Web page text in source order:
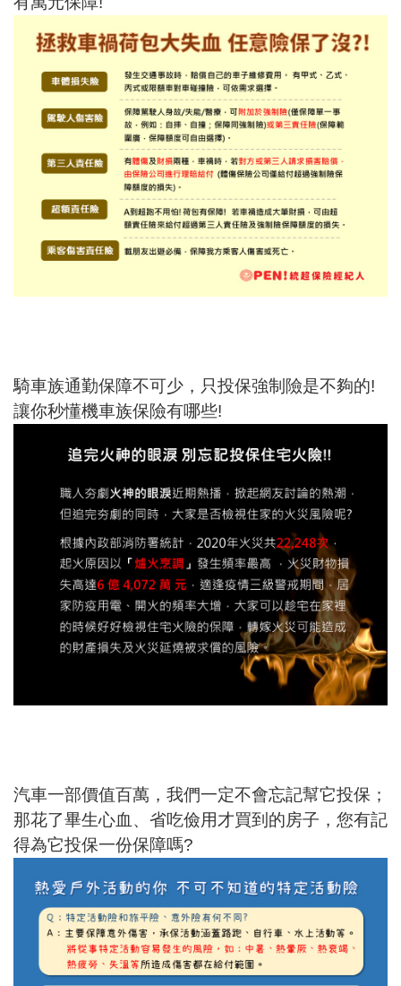
騎車族通勤保障不可少，只投保強制險是不夠的!
讓你秒懂機車族保險有哪些!
汽車一部價值百萬，我們一定不會忘記幫它投保；
那花了畢生心血、省吃儉用才買到的房子，您有記
得為它投保一份保障嗎?